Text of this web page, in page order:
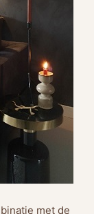
met de